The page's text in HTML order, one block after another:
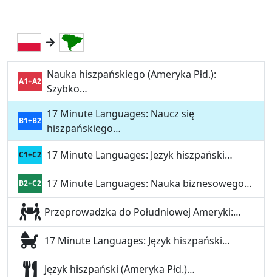
A1+A2
Nauka hiszpańskiego (Ameryka Płd.):
Szybko…
B1+B2
17 Minute Languages: Naucz się
hiszpańskiego…
C1+C2 17 Minute Languages: Jezyk hiszpański…
B2+C2 17 Minute Languages: Nauka biznesowego…
Przeprowadzka do Południowej Ameryki:…
17 Minute Languages: Język hiszpański…
Język hiszpański (Ameryka Płd.)…